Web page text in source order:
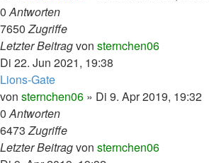
0Antworten
7650Zugriffe
Letzter Beitragvon sternchen06
Di 22. Jun 2021, 19:38
Lions-Gate
von sternchen06 » Di 9. Apr 2019, 19:32
0Antworten
6473Zugriffe
Letzter Beitragvon sternchen06